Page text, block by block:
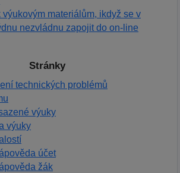
výukovým materiálům, ikdyž se v
nezvládnu zapojit do on-line
Stránky
technických problémů
výuky
výuky
účet
žák